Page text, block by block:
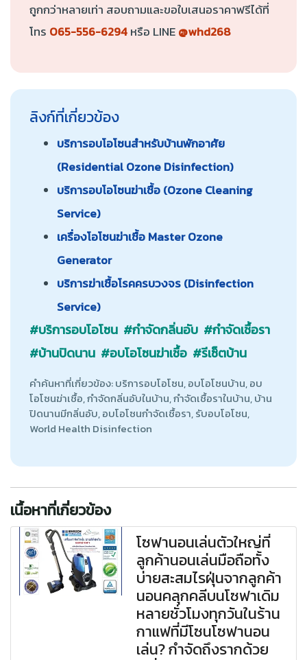
ถูกกว่าหลายเท่า สอบถามและขอใบเสนอราคาฟรีได้ที่
โทร 065-556-6294หรือ LINE@whd268
ลิงก์ที่เกี่ยวข้อง
บริการอบโอโซนสำหรับบ้านพักอาศัย
(Residential Ozone Disinfection)
บริการอบโอโซนฆ่าเชื้อ (Ozone Cleaning
Service)
เครื่องโอโซนฆ่าเชื้อ Master Ozone
Generator
บริการฆ่าเชื้อโรคครบวงจร (Disinfection
Service)
#บริการอบโอโซน #กำจัดกลิ่นอับ #กำจัดเชื้อรา
#บ้านปิดนาน #อบโอโซนฆ่าเชื้อ #รีเซ็ตบ้าน
คำค้นหาที่เกี่ยวข้อง: บริการอบโอโซน, อบโอโซนบ้าน, อบ
โอโซนฆ่าเชื้อ, กำจัดกลิ่นอับในบ้าน, กำจัดเชื้อราในบ้าน, บ้าน
ปิดนานมีกลิ่นอับ, อบโอโซนกำจัดเชื้อรา, รับอบโอโซน,
World Health Disinfection
เนื้อหาที่เกี่ยวข้อง
โซฟานอนเล่นตัวใหญ่ที่
ลูกค้านอนเล่นมือถือทั้ง
บ่ายสะสมไรฝุ่นจากลูกค้า
นอนคลุกคลีบนโซฟาเดิม
หลายชั่วโมงทุกวันในร้าน
กาแฟที่มีโซนโซฟานอน
เล่น? กำจัดถึงรากด้วย